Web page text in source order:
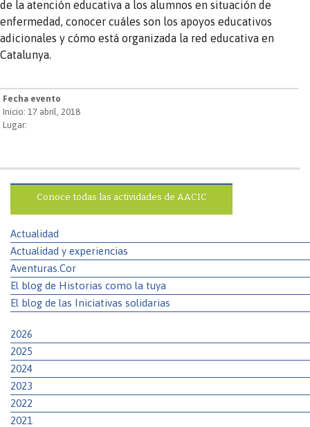
de la atención educativa a los alumnos en situación de
enfermedad, conocer cuáles son los apoyos educativos
adicionales y cómo está organizada la red educativa en
Catalunya.
Fecha evento
Inicio: 17 abril, 2018
Lugar:
Conoce todas las actividades de AACIC
Actualidad
Actualidad y experiencias
Aventuras.Cor
El blog de Historias como la tuya
El blog de las Iniciativas solidarias
2026
2025
2024
2023
2022
2021